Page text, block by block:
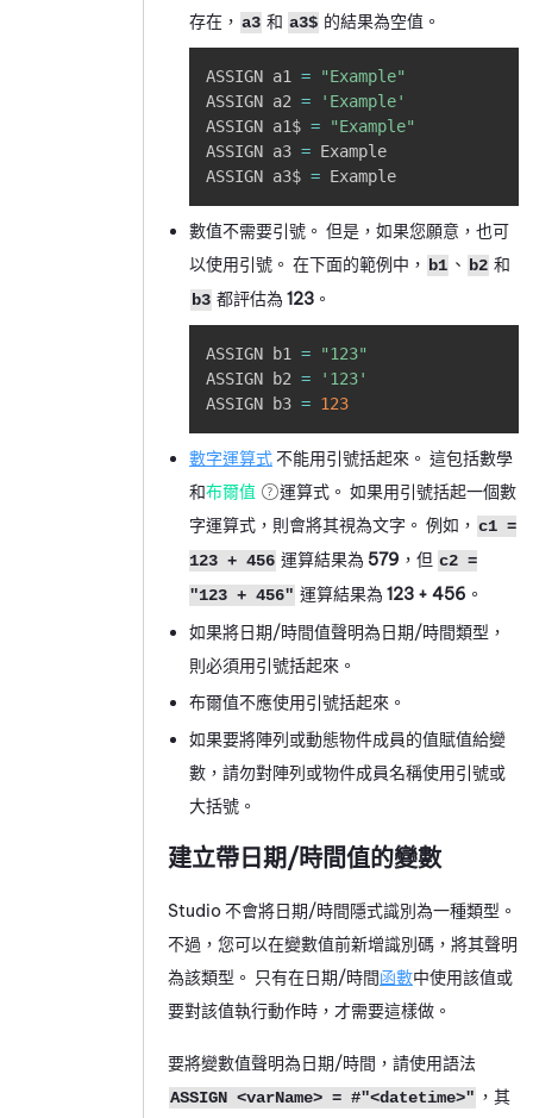
存在， a3 和 a3$ 的結果為空值。
ASSIGN a1 =
"Example"
ASSIGN a2 =
'Example'
ASSIGN a1$ =
"Example"
ASSIGN a3 = Example
ASSIGN a3$ = Example
數值不需要引號。 但是，如果您願意，也可
以使用引號。 在下面的範例中， b1 、 b2 和
b3 都評估為 123 。
ASSIGN b1 =
"123"
ASSIGN b2 =
'123'
ASSIGN b3 = 123
數字運算式不能用引號括起來。 這包括數學
和布爾值
運算式。 如果用引號括起一個數
字運算式，則會將其視為文字。 例如， c1 =
123 + 456 運算結果為 579 ，但 c2 =
"123 + 456" 運算結果為 123 + 456 。
如果將日期/時間值聲明為日期/時間類型，
則必須用引號括起來。
布爾值不應使用引號括起來。
如果要將陣列或動態物件成員的值賦值給變
數，請勿對陣列或物件成員名稱使用引號或
大括號。
建立帶日期/時間值的變數
Studio 不會將日期/時間隱式識別為一種類型。
不過，您可以在變數值前新增識別碼，將其聲明
為該類型。 只有在日期/時間函數中使用該值或
要對該值執行動作時，才需要這樣做。
要將變數值聲明為日期/時間，請使用語法
ASSIGN <varName> = #"<datetime>" ，其